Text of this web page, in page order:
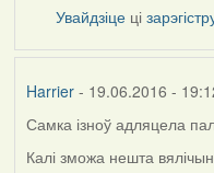
Увайдзіце ці
Harrier- 19.06.2016 -
Самка ізноў адляцела
Калі зможа нешта